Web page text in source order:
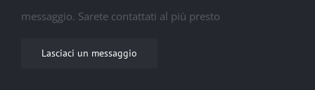
messaggio. Sarete contattati al più presto
Lasciaci un messaggio